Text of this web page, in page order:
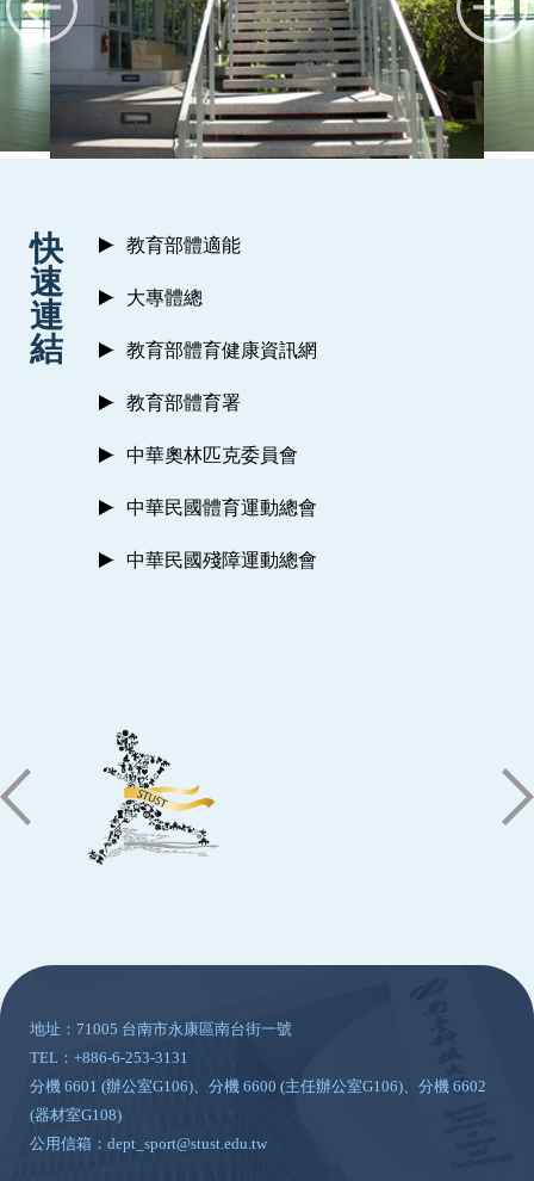
快
速
連
結
教育部體適能
大專體總
教育部體育健康資訊網
教育部體育署
中華奧林匹克委員會
中華民國體育運動總會
中華民國殘障運動總會
地址：71005 台南市永康區南台街一號
TEL：+886-6-253-3131
分機 6601 (辦公室G106)、分機 6600 (主任辦公室G106)、分機 6602
(器材室G108)
公用信箱：dept_sport@stust.edu.tw